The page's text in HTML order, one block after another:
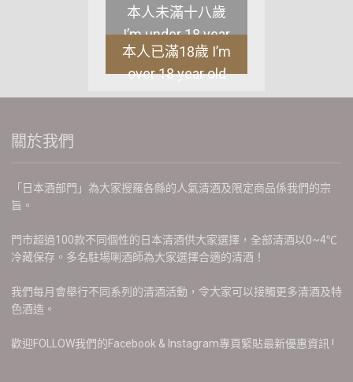
關於我們
「日本酒部門」為大家搜羅各縣的人氣清酒及限定商品係我們的宗
旨。
門市超過100款不同個性的日本清酒供大家選擇，全部清酒以0~4℃
冷藏保存。多名駐場唎酒師為大家選擇合適的清酒！
我們每月會舉行不同系列的清酒活動，令大家可以接觸更多清酒及特
色酒造。
歡迎FOLLOW我們的Facebook & Instagram專頁緊貼最新優惠資訊 !
本人未滿十八歲
I’m under 18 year
old
本人已滿18歲 I’m
over 18 year old